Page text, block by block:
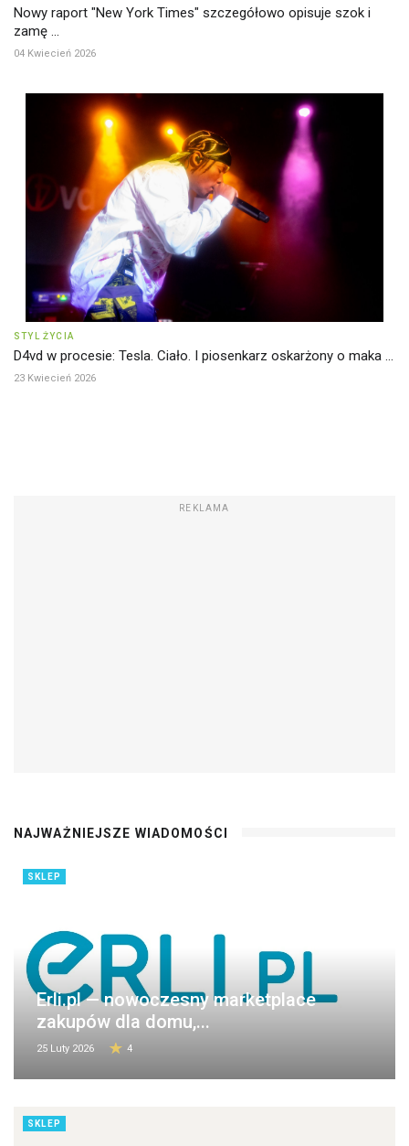
Nowy raport "New York Times" szczegółowo opisuje szok i
zamę ...
04 Kwiecień 2026
STYL ŻYCIA
D4vd w procesie: Tesla. Ciało. I piosenkarz oskarżony o maka ...
23 Kwiecień 2026
REKLAMA
NAJWAŻNIEJSZE WIADOMOŚCI
SKLEP
Erli.pl — nowoczesny marketplace
zakupów dla domu,...
25 Luty 2026 4
SKLEP